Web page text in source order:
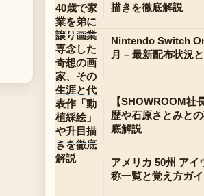
描きを徹底解説
Nintendo Switch
月 – 最新配布状況
【SHOWROOM社
歴や石原さとみと
底解説
アメリカ 50州 アイ
称一覧と覚え方ガ